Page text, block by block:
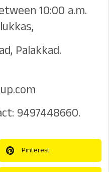
10:00 a.m.
Palakkad.
9497448660.
Pinterest